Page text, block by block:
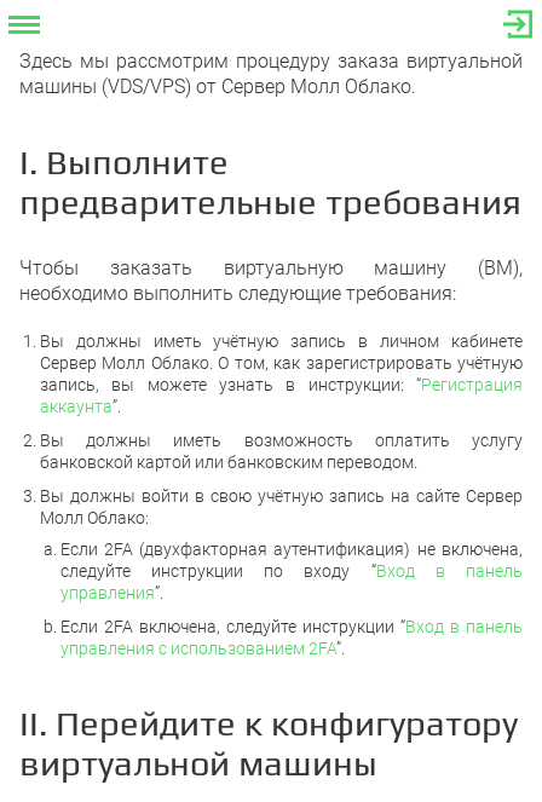
Здесь мы рассмотрим процедуру заказа виртуальной
машины (VDS/VPS) от Сервер Молл Облако.
I. Выполните
предварительные требования
Чтобы заказать виртуальную машину (ВМ),
необходимо выполнить следующие требования:
Вы должны иметь учётную запись в личном кабинете
Сервер Молл Облако. О том, как зарегистрировать учётную
запись, вы можете узнать в инструкции: “Регистрация
аккаунта”.
Вы должны иметь возможность оплатить услугу
банковской картой или банковским переводом.
Вы должны войти в свою учётную запись на сайте Сервер
Молл Облако:
Если 2FA (двухфакторная аутентификация) не включена,
следуйте инструкции по входу “Вход в панель
управления”.
Если 2FA включена, следуйте инструкции “Вход в панель
управления с использованием 2FA”.
II. Перейдите к конфигуратору
виртуальной машины